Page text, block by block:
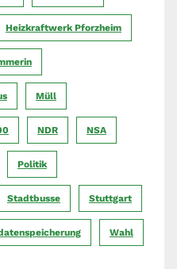
Heizkraftwerk Pforzheim
Müll
NDR NSA
Politik
Stadtbusse Stuttgart
Wahl